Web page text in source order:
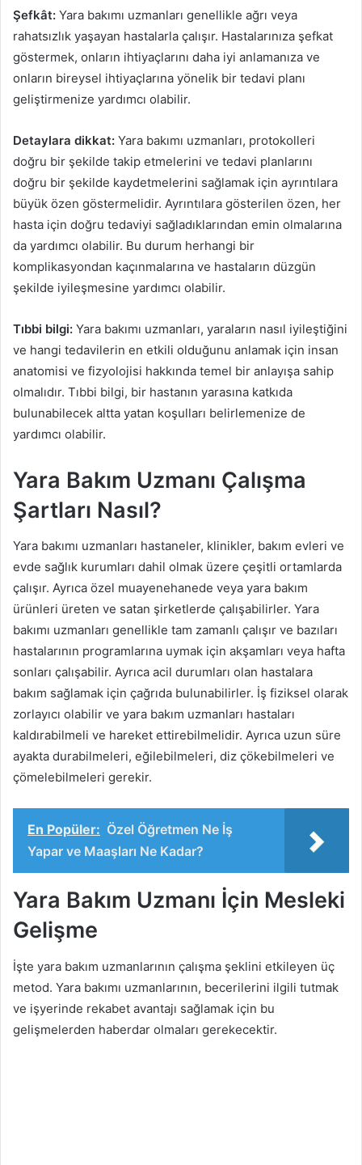
Şefkât: Yara bakımı uzmanları genellikle ağrı veya
rahatsızlık yaşayan hastalarla çalışır. Hastalarınıza şefkat
göstermek, onların ihtiyaçlarını daha iyi anlamanıza ve
onların bireysel ihtiyaçlarına yönelik bir tedavi planı
geliştirmenize yardımcı olabilir.
Detaylara dikkat: Yara bakımı uzmanları, protokolleri
doğru bir şekilde takip etmelerini ve tedavi planlarını
doğru bir şekilde kaydetmelerini sağlamak için ayrıntılara
büyük özen göstermelidir. Ayrıntılara gösterilen özen, her
hasta için doğru tedaviyi sağladıklarından emin olmalarına
da yardımcı olabilir. Bu durum herhangi bir
komplikasyondan kaçınmalarına ve hastaların düzgün
şekilde iyileşmesine yardımcı olabilir.
Tıbbi bilgi: Yara bakımı uzmanları, yaraların nasıl iyileştiğini
ve hangi tedavilerin en etkili olduğunu anlamak için insan
anatomisi ve fizyolojisi hakkında temel bir anlayışa sahip
olmalıdır. Tıbbi bilgi, bir hastanın yarasına katkıda
bulunabilecek altta yatan koşulları belirlemenize de
yardımcı olabilir.
Yara Bakım Uzmanı Çalışma
Şartları Nasıl?
Yara bakımı uzmanları hastaneler, klinikler, bakım evleri ve
evde sağlık kurumları dahil olmak üzere çeşitli ortamlarda
çalışır. Ayrıca özel muayenehanede veya yara bakım
ürünleri üreten ve satan şirketlerde çalışabilirler. Yara
bakımı uzmanları genellikle tam zamanlı çalışır ve bazıları
hastalarının programlarına uymak için akşamları veya hafta
sonları çalışabilir. Ayrıca acil durumları olan hastalara
bakım sağlamak için çağrıda bulunabilirler. İş fiziksel olarak
zorlayıcı olabilir ve yara bakım uzmanları hastaları
kaldırabilmeli ve hareket ettirebilmelidir. Ayrıca uzun süre
ayakta durabilmeleri, eğilebilmeleri, diz çökebilmeleri ve
çömelebilmeleri gerekir.
En Popüler: Özel Öğretmen Ne İş
Yapar ve Maaşları Ne Kadar?
Yara Bakım Uzmanı İçin Mesleki
Gelişme
İşte yara bakım uzmanlarının çalışma şeklini etkileyen üç
metod. Yara bakımı uzmanlarının, becerilerini ilgili tutmak
ve işyerinde rekabet avantajı sağlamak için bu
gelişmelerden haberdar olmaları gerekecektir.